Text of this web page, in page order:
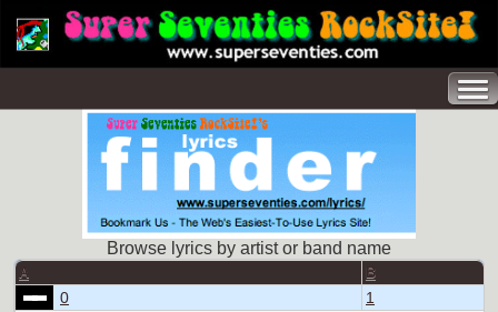
Browse lyrics by artist or band name
A B
0
1